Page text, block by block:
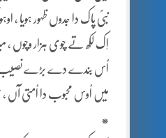
نبیؐ پاک دا جدوں ظہور ہویا
اِک لکھ تے چوی ہزار وچوں
اُس بندے دے بڑے نصیب
میں اُوس محبوب دا اُمتی
*